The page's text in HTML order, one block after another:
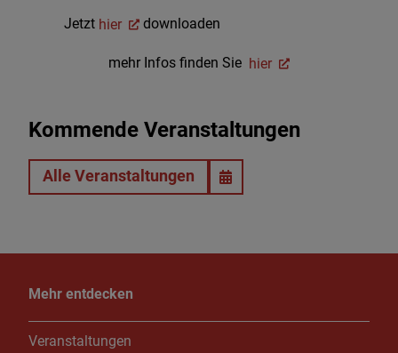
Jetzt hier downloaden
mehr Infos finden Sie hier
Kommende Veranstaltungen
Alle Veranstaltungen
Mehr entdecken
Veranstaltungen